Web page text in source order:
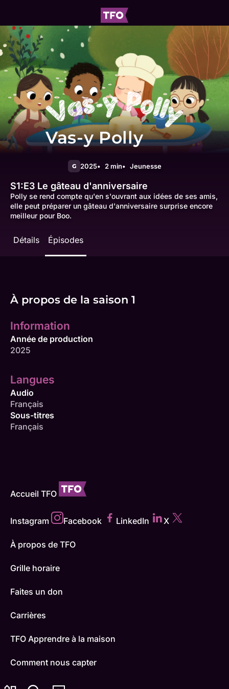
Vas-y Polly
G 2025 2 min Jeunesse
S1:E3 Le gâteau d'anniversaire
Polly se rend compte qu'en s'ouvrant aux idées de ses amis,
elle peut préparer un gâteau d'anniversaire surprise encore
meilleur pour Boo.
Détails Épisodes
À propos de la saison 1
Information
Année de production
2025
Langues
Audio
Français
Sous-titres
Français
Accueil TFO
Instagram Facebook LinkedIn X
À propos de TFO
Grille horaire
Faites un don
Carrières
TFO Apprendre à la maison
Comment nous capter
Contactez-nous